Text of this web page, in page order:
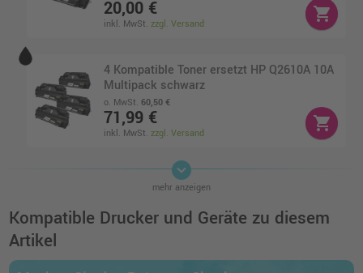
20,00 €
inkl. MwSt.zzgl. Versand
shopping_cart
4 Kompatible Toner ersetzt HP Q2610A 10A
Multipack schwarz
o. MwSt. 60,50 €
71,99 €
inkl. MwSt.zzgl. Versand
shopping_cart
Kompatibles Toner Doppelpack ersetzt HP
10A (Q2610D) · Schwarz
o. MwSt.
33,99 €
keyboard_arrow_down
mehr anzeigen
Kompatible Drucker und Geräte zu diesem
Artikel